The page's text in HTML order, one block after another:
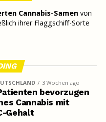
Cannabis-Samenvon
ihrer Flaggschiff-Sorte
3 Wochen ago
bevorzugen
Cannabis mit
Gehalt